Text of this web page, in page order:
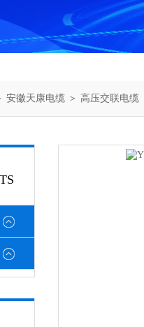
安徽天康电缆 ＞ 高压交联电缆